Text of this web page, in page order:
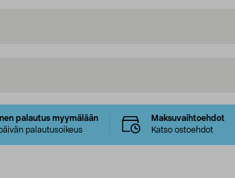
palautus myymälään
palautusoikeus
Maksuvaihtoehdot
Katso ostoehdot